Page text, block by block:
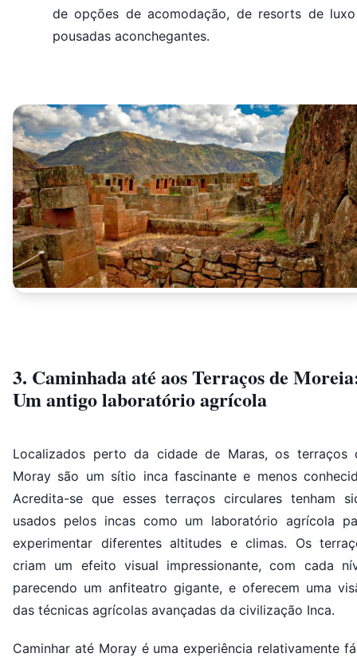
de opções de acomodação, de resorts de
pousadas aconchegantes.
3. Caminhada até aos Terraços de
Um antigo laboratório agrícola
Localizados perto da cidade de Maras, os terraços
Moray são um sítio inca fascinante e menos
Acredita-se que esses terraços circulares tenham
usados pelos incas como um laboratório agrícola
experimentar diferentes altitudes e climas. Os
criam um efeito visual impressionante, com cada
parecendo um anfiteatro gigante, e oferecem uma
das técnicas agrícolas avançadas da civilização Inca.
Caminhar até Moray é uma experiência relativamente